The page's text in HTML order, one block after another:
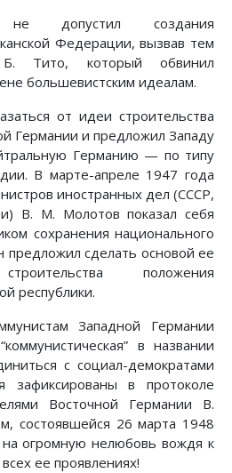
допустил создания
Федерации, вызвав тем
Тито, который обвинил
большевистским идеалам.
от идеи строительства
Германии и предложил Западу
Германию — по типу
В марте-апреле 1947 года
иностранных дел (СССР,
В. М. Молотов показал себя
сохранения национального
предложил сделать основой ее
положения
республики.
Западной Германии
в названии
с социал-демократами
зафиксированы в протоколе
Восточной Германии В.
состоявшейся 26 марта 1948
огромную нелюбовь вождя к
ее проявлениях!